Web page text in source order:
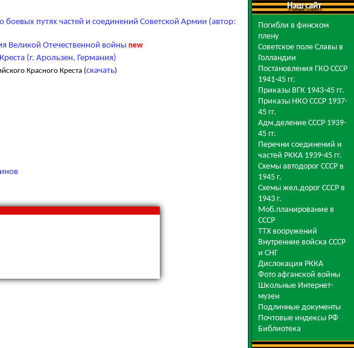
путях частей и соединений Советской Армии (автор:
Великой Отечественной войны new
(г. Арользен, Германия)
Красного Креста (скачать)
Наш сайт
Погибли в финском
плену
Советское поле Славы в
Голландии
Постановления ГКО СССР
1941-45 гг.
Приказы ВГК 1943-45 гг.
Приказы НКО СССР 1937-
45 гг.
Адм.деление СССР 1939-
45 гг.
Перечни соединений и
частей РККА 1939-45 гг.
Схемы автодорог СССР в
1945 г.
Схемы жел.дорог СССР в
1943 г.
Моб.планирование в
СССР
ТТХ вооружений
Внутренние войска СССР
и СНГ
Дислокация РККА
Фото афганской войны
Школьные Интернет-
музеи
Подлинные документы
Почтовые индексы РФ
Библиотека